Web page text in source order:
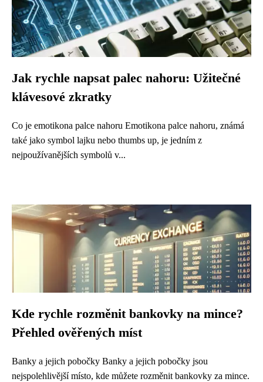
Jak rychle napsat palec nahoru: Užitečné
klávesové zkratky
Co je emotikona palce nahoru Emotikona palce nahoru, známá
také jako symbol lajku nebo thumbs up, je jedním z
nejpoužívanějších symbolů v...
Kde rychle rozměnit bankovky na mince?
Přehled ověřených míst
Banky a jejich pobočky Banky a jejich pobočky jsou
nejspolehlivější místo, kde můžete rozměnit bankovky za mince.